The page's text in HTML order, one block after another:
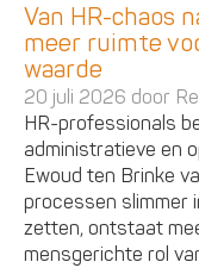
Van HR-chaos
meer ruimte
waarde
20 juli 2026 door
HR-professionals
administratieve en
Ewoud ten Brinke
processen slimmer
zetten, ontstaat
mensgerichte rol